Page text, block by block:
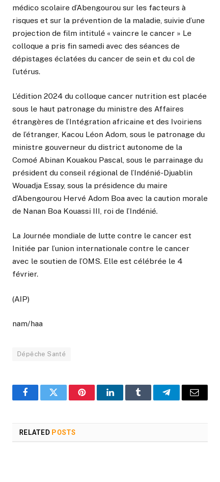
médico scolaire d’Abengourou sur les facteurs à
risques et sur la prévention de la maladie, suivie d’une
projection de film intitulé « vaincre le cancer » Le
colloque a pris fin samedi avec des séances de
dépistages éclatées du cancer de sein et du col de
l’utérus.
L’édition 2024 du colloque cancer nutrition est placée
sous le haut patronage du ministre des Affaires
étrangères de l’Intégration africaine et des Ivoiriens
de l’étranger, Kacou Léon Adom, sous le patronage du
ministre gouverneur du district autonome de la
Comoé Abinan Kouakou Pascal, sous le parrainage du
président du conseil régional de l’Indénié-Djuablin
Wouadja Essay, sous la présidence du maire
d’Abengourou Hervé Adom Boa avec la caution morale
de Nanan Boa Kouassi III, roi de l’Indénié.
La Journée mondiale de lutte contre le cancer est
Initiée par l’union internationale contre le cancer
avec le soutien de l’OMS. Elle est célébrée le 4
février.
(AIP)
nam/haa
Dépêche Santé
FacebookTwitter PinterestLinkedInTumblr TelegramEmail
RELATED POSTS